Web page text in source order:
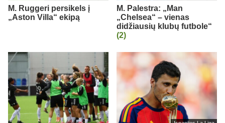
M. Ruggeri persikels į
„Aston Villa“ ekipą
M. Palestra: „Man
„Chelsea“ – vienas
didžiausių klubų futbole“
(2)